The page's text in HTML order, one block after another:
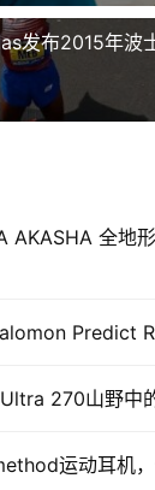
发布2015年波
AKASHA 全地
Predict
270山野中
运动耳机